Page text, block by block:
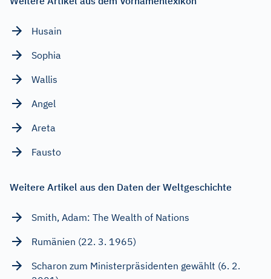
Husain
Sophia
Wallis
Angel
Areta
Fausto
Weitere Artikel aus den Daten der Weltgeschichte
Smith, Adam: The Wealth of Nations
Rumänien (22. 3. 1965)
Scharon zum Ministerpräsidenten gewählt (6. 2.